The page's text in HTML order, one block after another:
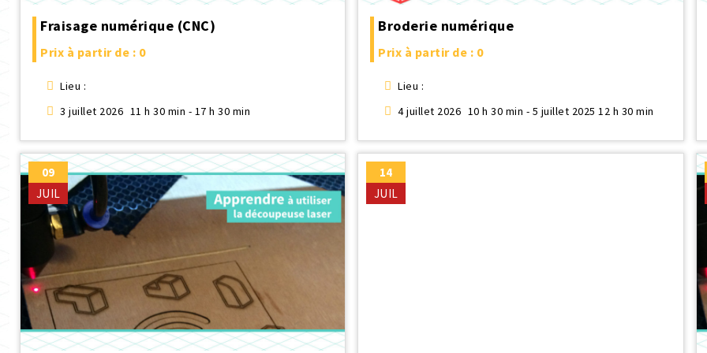
Fraisage numérique (CNC)
Prix à partir de : 0
Lieu :
3 juillet 2026 11 h 30 min - 17 h 30 min
Broderie numérique
Prix à partir de : 0
Lieu :
4 juillet 2026 10 h 30 min - 5 juillet 2025 12 h 30 min
09
JUIL
14
JUIL